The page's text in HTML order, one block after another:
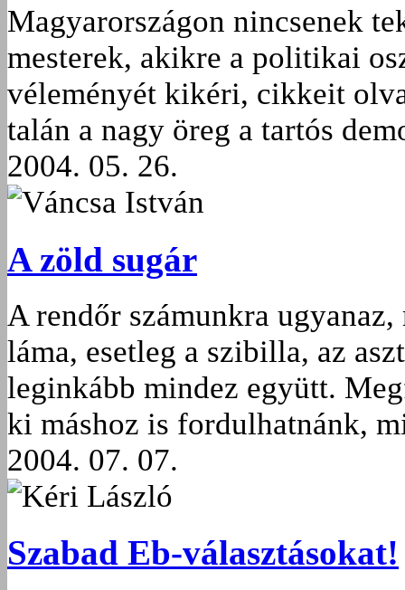
Magyarországon nincsenek
mesterek, akikre a politikai
véleményét kikéri, cikkeit
talán a nagy öreg a tartós
2004. 05. 26.
Váncsa István
A zöld sugár
A rendőr számunkra
láma, esetleg a szibilla, az
leginkább mindez együtt.
ki máshoz is fordulhatnánk,
2004. 07. 07.
Kéri László
Szabad Eb-választásokat!